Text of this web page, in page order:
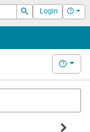
Suchen
Login Hilfe
Hilfe